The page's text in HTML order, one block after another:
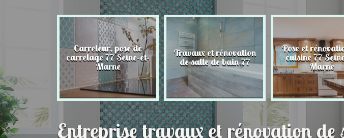
Carreleur, pose de
carrelage 77 Seine-et-
Marne
Travaux et rénovation
de salle de bain 77
Pose et
cuisine 77
Marne
Entreprise travaux et rénovation de